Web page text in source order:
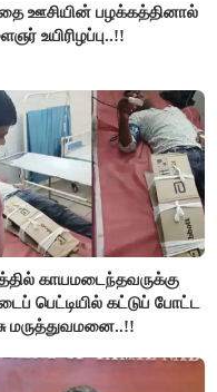
ஊசியின் பழக்கத்தினால்
உயிரிழப்பு..!!
காயமடைந்தவருக்கு
பெட்டியில் கட்டுப் போட்ட
மருத்துவமனை..!!